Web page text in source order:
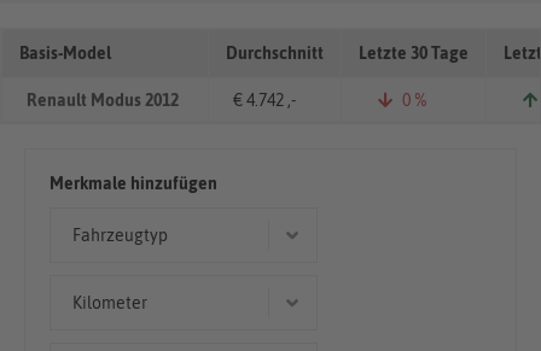
Basis-Model Durchschnitt Letzte 30 Tage
Renault Modus 2012 € 4.742 ,- 0 %
Merkmale hinzufügen
Fahrzeugtyp
Kilometer